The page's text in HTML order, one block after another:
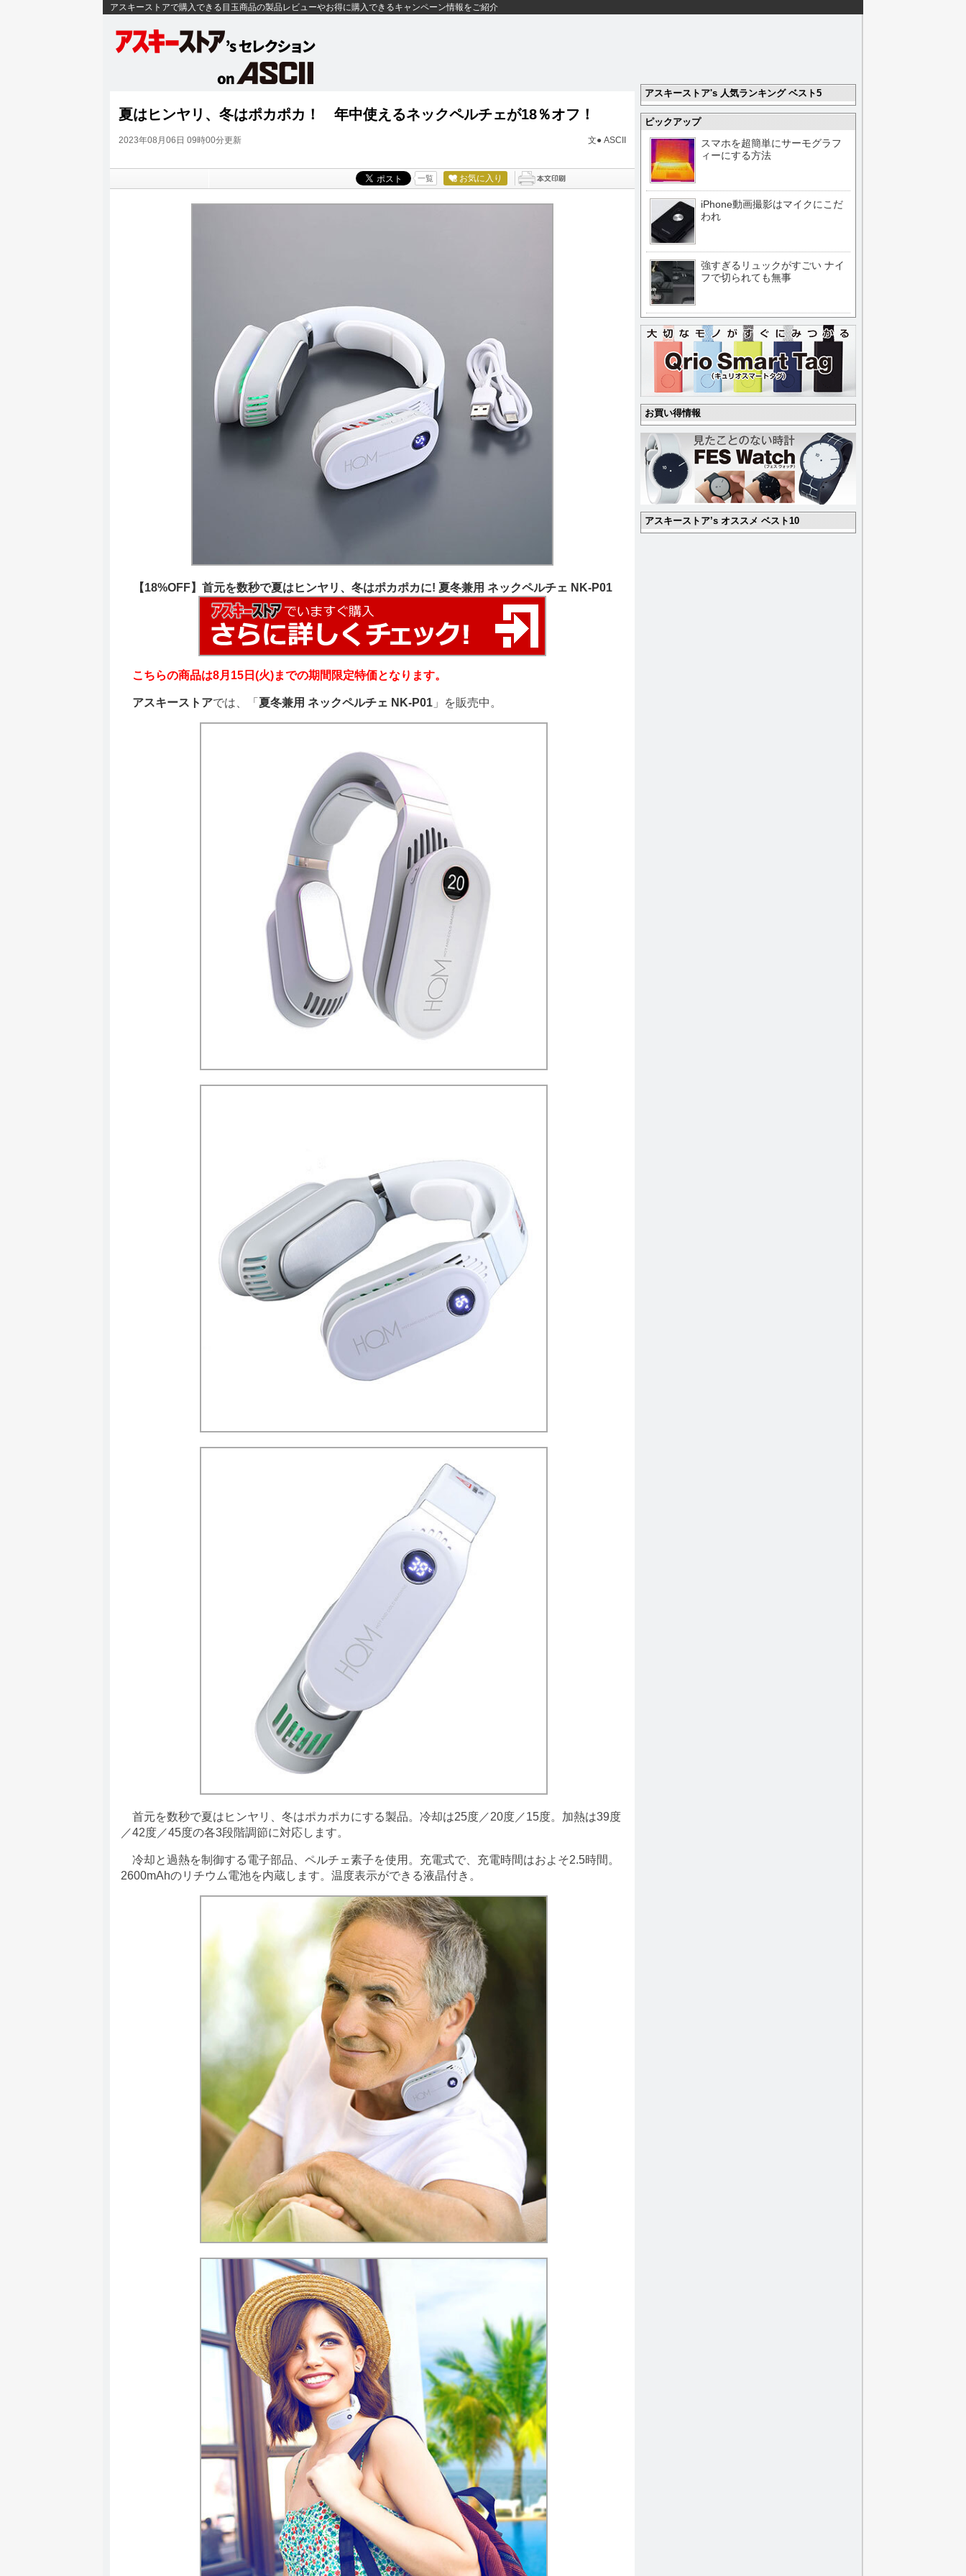
アスキーストアで購入できる目玉商品の製品レビューやお得に購入できるキャンペーン情報をご紹介
夏はヒンヤリ、冬はポカポカ！ 年中使えるネックペルチェが18％オフ！
2023年08月06日 09時00分更新 文● ASCII
一覧 お気に入り
【18%OFF】首元を数秒で夏はヒンヤリ、冬はポカポカに! 夏冬兼用 ネックペルチェ NK-P01
こちらの商品は8月15日(火)までの期間限定特価となります。
アスキーストアでは、「 夏冬兼用 ネックペルチェ NK-P01 」を販売中。
首元を数秒で夏はヒンヤリ、冬はポカポカにする製品。冷却は25度／20度／15度。加熱は39度
／42度／45度の各3段階調節に対応します。
冷却と過熱を制御する電子部品、ペルチェ素子を使用。充電式で、充電時間はおよそ2.5時間。
2600mAhのリチウム電池を内蔵します。温度表示ができる液晶付き。
アスキーストア's 人気ランキング ベスト5
ピックアップ
スマホを超簡単にサーモグラフ
ィーにする方法
iPhone動画撮影はマイクにこだ
われ
強すぎるリュックがすごい ナイ
フで切られても無事
お買い得情報
アスキーストア’s オススメ ベスト10